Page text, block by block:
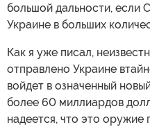
большой дальности, если
Украине в больших
Как я уже писал,
отправлено Украине
войдет в означенный
более 60 миллиардов
надеется, что это